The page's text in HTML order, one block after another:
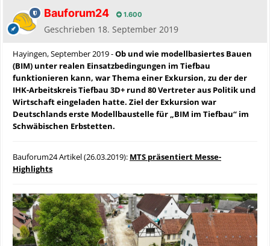
Bauforum24 1.600
Geschrieben 18. September 2019
Hayingen, September 2019 -Ob und wie modellbasiertes Bauen
(BIM) unter realen Einsatzbedingungen im Tiefbau
funktionieren kann, war Thema einer Exkursion, zu der der
IHK-Arbeitskreis Tiefbau 3D+ rund 80 Vertreter aus Politik und
Wirtschaft eingeladen hatte. Ziel der Exkursion war
Deutschlands erste Modellbaustelle für „BIM im Tiefbau“ im
Schwäbischen Erbstetten.
Bauforum24 Artikel (26.03.2019): MTS präsentiert Messe-
Highlights